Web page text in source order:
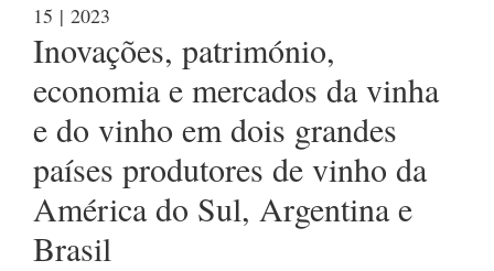
15 | 2023
Inovações, património,
economia e mercados da vinha
e do vinho em dois grandes
países produtores de vinho da
América do Sul, Argentina e
Brasil